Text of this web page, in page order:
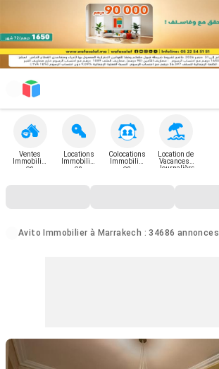
Ventes
Immobilièr
es
Locations
Immobilièr
es
Colocations
Immobilièr
es
Location de
Vacances -
Journalière
Avito Immobilier à Marrakech : 34686 annonces